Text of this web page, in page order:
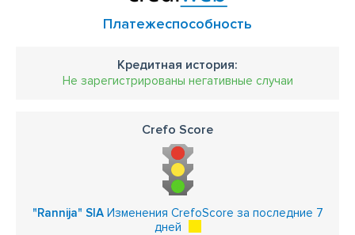
Платежеспособность
Кредитная история:
Не зарегистрированы негативные случаи
Crefo Score
"Rannija" SIAИзменения CrefoScore за последние 7
дней